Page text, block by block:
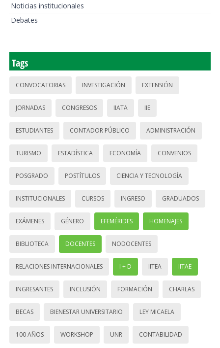
Noticias institucionales
Debates
Tags
CONVOCATORIAS INVESTIGACIÓN EXTENSIÓN
JORNADAS CONGRESOS IIATA IIE
ESTUDIANTES CONTADOR PÚBLICO ADMINISTRACIÓN
TURISMO ESTADÍSTICA ECONOMÍA CONVENIOS
POSGRADO POSTÍTULOS CIENCIA Y TECNOLOGÍA
INSTITUCIONALES CURSOS INGRESO GRADUADOS
EXÁMENES GÉNERO EFEMÉRIDES HOMENAJES
BIBLIOTECA DOCENTES NODOCENTES
RELACIONES INTERNACIONALES I + D IITEA IITAE
INGRESANTES INCLUSIÓN FORMACIÓN CHARLAS
BECAS BIENESTAR UNIVERSITARIO LEY MICAELA
100 AÑOS WORKSHOP UNR CONTABILIDAD